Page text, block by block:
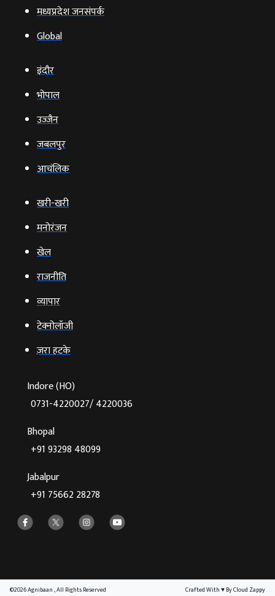
मध्यप्रदेश जनसंपर्क
Global
इंदौर
भोपाल
उज्‍जैन
जबलपुर
आचंलिक
खरी-खरी
मनोरंजन
खेल
राजनीति
व्‍यापार
टेक्‍नोलॉजी
ज़रा हटके
Indore (HO)
0731-4220027/ 4220036
Bhopal
+91 93298 48099
Jabalpur
+91 75662 28278
©2026 Agnibaan , All Rights Reserved Crafted With♥By Cloud Zappy